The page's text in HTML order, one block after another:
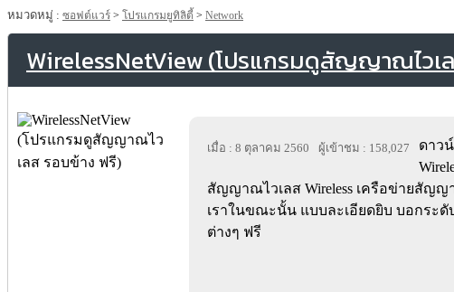
หมวดหมู่ : ซอฟต์แวร์ > โปรแกรมยูทิลิตี้ > Network
WirelessNetView (โปรแกรมดูสัญญาณไวเ
เมื่อ : 8 ตุลาคม 2560 ผู้เข้าชม : 158,027
ดาว
สัญญาณไวเลส Wireless เครือข่ายสัญ
เราในขณะนั้น แบบละเอียดยิบ บอกระ
ต่างๆ ฟรี